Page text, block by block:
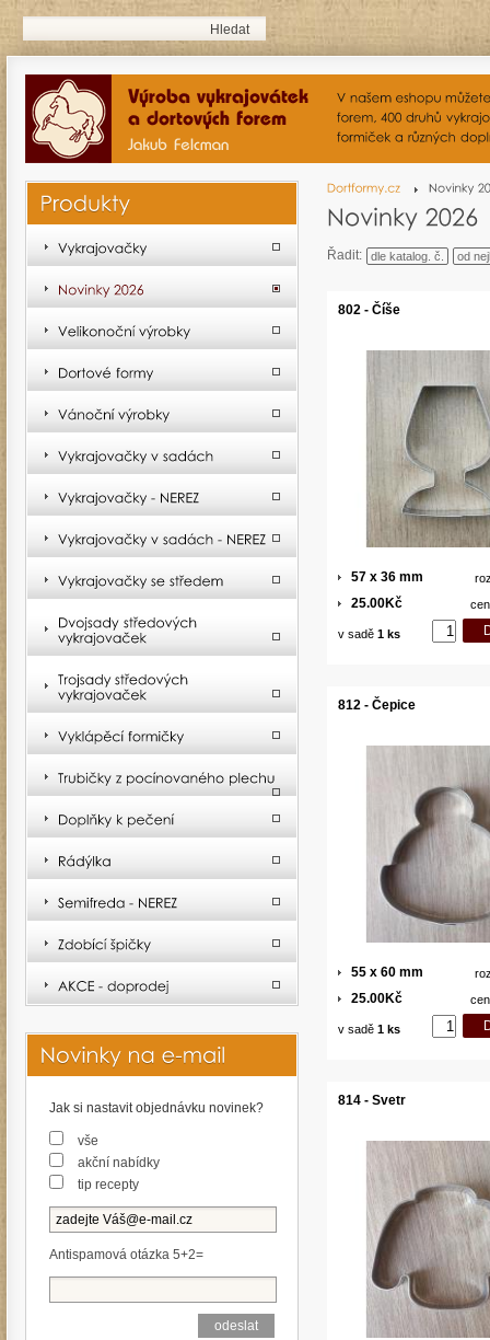
Řadit: dle katalog. č. od
802 - Číše
57 x 36 mm
25.00Kč
v sadě 1 ks
812 - Čepice
55 x 60 mm
25.00Kč
v sadě 1 ks
814 - Svetr
Jak si nastavit objednávku novinek?
vše
akční nabídky
tip recepty
Antispamová otázka 5+2=